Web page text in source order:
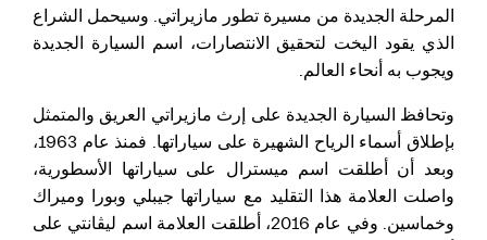
المرحلة الجديدة من مسيرة تطور مازيراتي. وسيحمل الشراع
الذي يقود اليخت لتحقيق الانتصارات، اسم السيارة الجديدة
ويجوب به أنحاء العالم.
وتحافظ السيارة الجديدة على إرث مازيراتي العريق والمتمثل
بإطلاق أسماء الرياح الشهيرة على سياراتها. فمنذ عام 1963،
وبعد أن أطلقت اسم ميسترال على سياراتها الأسطورية،
واصلت العلامة هذا التقليد مع سياراتها جيبلي وبورا وميراك
وخماسين. وفي عام 2016، أطلقت العلامة اسم ليڤانتي على